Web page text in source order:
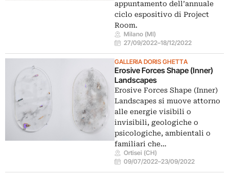
appuntamento dell’annuale
ciclo espositivo di Project
Room.
Milano (MI)
27/09/2022–18/12/2022
GALLERIA DORIS GHETTA
Erosive Forces Shape (Inner)
Landscapes
Erosive Forces Shape (Inner)
Landscapes si muove attorno
alle energie visibili o
invisibili, geologiche o
psicologiche, ambientali o
familiari che…
Ortisei (CH)
09/07/2022–23/09/2022